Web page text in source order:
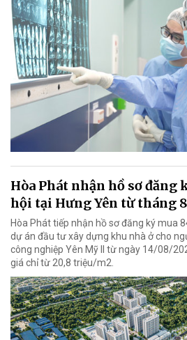
Hòa Phát nhận hồ sơ đăng
hội tại Hưng Yên từ tháng
Hòa Phát tiếp nhận hồ sơ đăng ký mua
dự án đầu tư xây dựng khu nhà ở cho
công nghiệp Yên Mỹ II từ ngày 14/08/
giá chỉ từ 20,8 triệu/m2.